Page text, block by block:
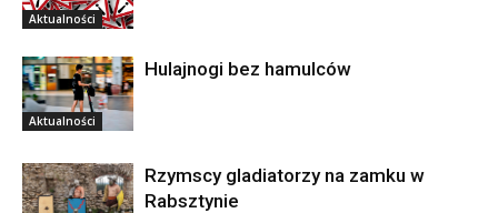
Aktualności
Aktualności
Hulajnogi bez hamulców
Rzymscy gladiatorzy na zamku w
Rabsztynie